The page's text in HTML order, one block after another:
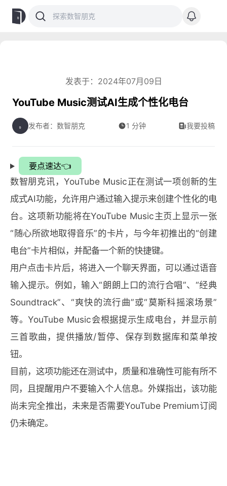
发表于：2024年07月09日
YouTube Music测试AI生成个性化电台
发布者：数智朋克 1 分钟 我要投稿
要点速达👈
数智朋克讯，YouTube Music正在测试一项创新的生
成式AI功能，允许用户通过输入提示来创建个性化的电
台。这项新功能将在YouTube Music主页上显示一张
“随心所欲地取得音乐”的卡片，与今年初推出的“创建
电台”卡片相似，并配备一个新的快捷键。
用户点击卡片后，将进入一个聊天界面，可以通过语音
输入提示。例如，输入“朗朗上口的流行合唱”、“经典
Soundtrack”、“爽快的流行曲”或“莫斯科摇滚场景”
等。YouTube Music会根据提示生成电台，并显示前
三首歌曲，提供播放/暂停、保存到数据库和菜单按
钮。
目前，这项功能还在测试中，质量和准确性可能有所不
同，且提醒用户不要输入个人信息。外媒指出，该功能
尚未完全推出，未来是否需要YouTube Premium订阅
仍未确定。